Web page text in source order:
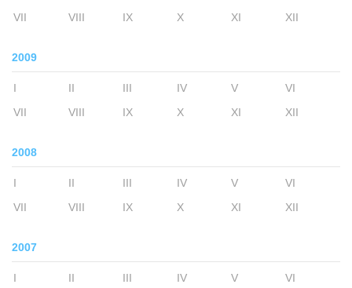
VII
VIII IX X XI XII
2009
I II III IV V
VI
VII
VIII IX X XI XII
2008
I II III IV V
VI
VII
VIII IX X XI XII
2007
I II III IV V
VI